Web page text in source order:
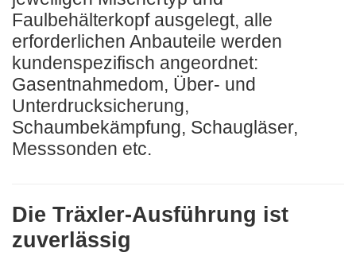
Faulbehälterkopf ausgelegt, alle
erforderlichen Anbauteile werden
kundenspezifisch angeordnet:
Gasentnahmedom, Über- und
Unterdrucksicherung,
Schaumbekämpfung, Schaugläser,
Messsonden etc.
Die Träxler-Ausführung ist
zuverlässig